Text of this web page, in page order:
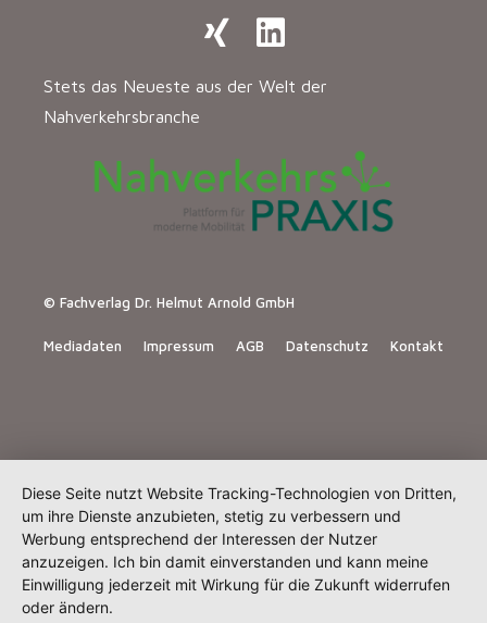
Stets das Neueste aus der Welt der
Nahverkehrsbranche
© Fachverlag Dr. Helmut Arnold GmbH
Mediadaten Impressum AGB Datenschutz Kontakt
Diese Seite nutzt Website Tracking-Technologien von Dritten,
um ihre Dienste anzubieten, stetig zu verbessern und
Werbung entsprechend der Interessen der Nutzer
anzuzeigen. Ich bin damit einverstanden und kann meine
Einwilligung jederzeit mit Wirkung für die Zukunft widerrufen
oder ändern.